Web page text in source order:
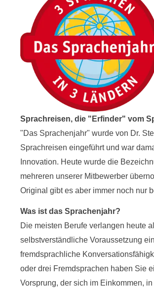
Sprachreisen, die "Erfinder" vom
"Das Sprachenjahr" wurde von Dr.
Sprachreisen eingeführt und war
Innovation. Heute wurde die
mehreren unserer Mitbewerber
Original gibt es aber immer noch nur
Was ist das Sprachenjahr?
Die meisten Berufe verlangen heute
selbstverständliche Voraussetzung
fremdsprachliche
oder drei Fremdsprachen haben Sie
Vorsprung, der sich im Einkommen, in